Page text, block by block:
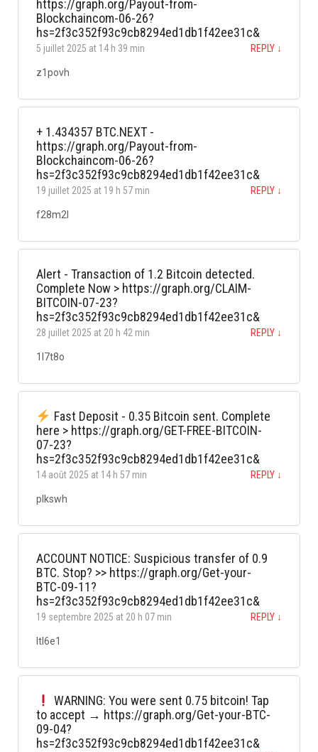
https://graph.org/Payout-from-
Blockchaincom-06-26?
hs=2f3c352f93c9cb8294ed1db1f42ee31c&
5 juillet 2025 at 14 h 39 min REPLY ↓
z1povh
+ 1.434357 BTC.NEXT -
https://graph.org/Payout-from-
Blockchaincom-06-26?
hs=2f3c352f93c9cb8294ed1db1f42ee31c&
19 juillet 2025 at 19 h 57 min REPLY ↓
f28m2l
Alert - Transaction of 1.2 Bitcoin detected.
Complete Now > https://graph.org/CLAIM-
BITCOIN-07-23?
hs=2f3c352f93c9cb8294ed1db1f42ee31c&
28 juillet 2025 at 20 h 42 min REPLY ↓
1l7t8o
Fast Deposit - 0.35 Bitcoin sent. Complete
here > https://graph.org/GET-FREE-BITCOIN-
07-23?
hs=2f3c352f93c9cb8294ed1db1f42ee31c&
14 août 2025 at 14 h 57 min REPLY ↓
plkswh
ACCOUNT NOTICE: Suspicious transfer of 0.9
BTC. Stop? >> https://graph.org/Get-your-
BTC-09-11?
hs=2f3c352f93c9cb8294ed1db1f42ee31c&
19 septembre 2025 at 20 h 07 min REPLY ↓
ltl6e1
WARNING: You were sent 0.75 bitcoin! Tap
to accept → https://graph.org/Get-your-BTC-
09-04?
hs=2f3c352f93c9cb8294ed1db1f42ee31c&